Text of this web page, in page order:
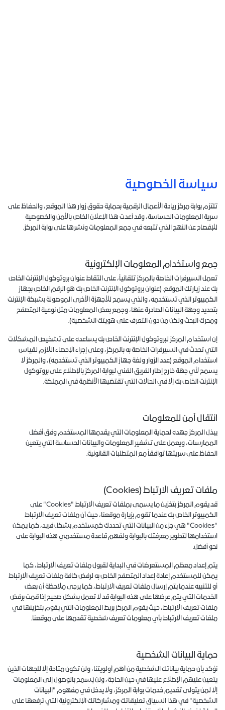
سياسة الخصوصية
تلتزم بوابة مركز ريادة الأعمال الرقمية بحماية حقوق زوار هذا الموقع، والحفاظ على
سرية المعلومات الحساسة، وقد أعدت هذا الإعلان الخاص بالأمن والخصوصية
للإفصاح عن النهج الذي تتبعه في جمع المعلومات ونشرها على بوابة المركز.
جمع واستخدام المعلومات الإلكترونية
تعمل السيرفرات الخاصة بالمركز تلقائياً، على التقاط عنوان بروتوكول الإنترنت الخاص
بك عند زيارتك الموقع. (عنوان بروتوكول الإنترنت الخاص بك هو الرقم الخاص بجهاز
الكمبيوتر الذي تستخدمه، والذي يسمح للأجهزة الأخرى الموصولة بشبكة الإنترنت
بتحديد وجهة البيانات الصادرة عنها، وجمع بعض المعلومات مثل نوعية المتصفح
ومحرك البحث ولكن من دون التعرف على هويتك الشخصية).
إن استخدام المركز لبروتوكول الإنترنت الخاص بك يساعده على تشخيص المشكلات
التي تحدث في السيرفرات الخاصة به بالمركز، وعلى إجراء الإحصاء اللازم لقياس
استخدام الموقع (عدد الزوار ولغة جهاز الكمبيوتر الذي تستخدمه)، والمركز لا
يسمح لأي جهة خارج إطار الفريق الفني لبوابة المركز بالإطلاع على بروتوكول
الإنترنت الخاص بك إلا في الحالات التي تقتضيها الأنظمة في المملكة.
انتقال آمن للمعلومات
يبذل المركز جهده لحماية المعلومات التي يقدمها المستخدم وفق أفضل
الممارسات، ويعمل على تشفير المعلومات والبيانات الحساسة التي يتعين
الحفاظ على سريتها توافقاً مع المتطلبات القانونية.
ملفات تعريف الارتباط (Cookies)
قد يقوم المركز بتخزين ما يسمى بملفات تعريف الارتباط "Cookies" على
الكمبيوتر الخاص بك عندما تقوم بزيارة موقعنا، حيث أن ملفات تعريف الارتباط
"Cookies" هي جزء من البيانات التي تحددك كمستخدم بشكل فريد، كما يمكن
استخدامها لتطوير معرفتك بالبوابة ولفهم قاعدة مستخدمي هذه البوابة على
نحو أفضل.
يتم إعداد معظم المستعرضات في البداية لقبول ملفات تعريف الارتباط، كما
يمكن للمستخدم إعادة إعداد المتصفح الخاص به لرفض كافة ملفات تعريف الارتباط
أو للتنبيه عندما يتم إرسال ملفات تعريف الارتباط، كما يرجى ملاحظة أن بعض
الخدمات التي يتم عرضها على هذه البوابة قد لا تعمل بشكل صحيح إذا قمت برفض
ملفات تعريف الارتباط، حيث يقوم المركز بربط المعلومات التي يقوم بتخزينها في
ملفات تعريف الارتباط بأي معلومات تعريف شخصية تقدمها على موقعنا.
حماية البيانات الشخصية
نؤكد بأن حماية بياناتك الشخصية من أهم أولويتنا، ولن تكون متاحة إلا للجهات الذين
يتعين عليهم الإطلاع عليها في حين الحاجة، ولن يُسمح بالوصول إلى المعلومات
إلا لمن يتولى تقديم خدمات بوابة المركز، ولا يدخل في مفهوم "البيانات
الشخصية" في هذا السياق تعليقاتك ومشاركاتك الإلكترونية التي ترفعها على